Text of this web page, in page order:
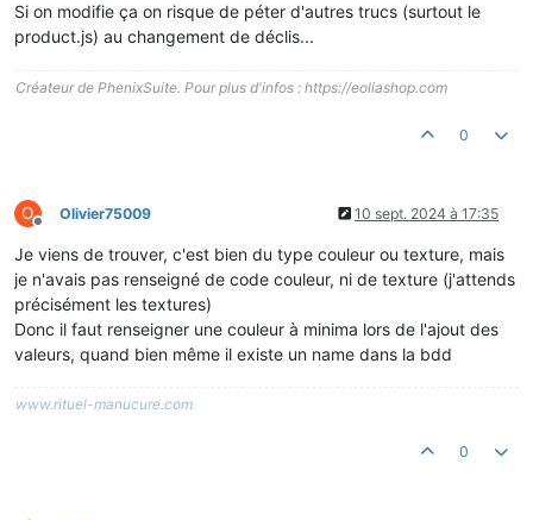
Si on modifie ça on risque de péter d'autres trucs (surtout le
product.js) au changement de déclis...
Créateur de PhenixSuite. Pour plus d'infos : https://eoliashop.com
0
O
Hors-ligne
Olivier75009 10 sept. 2024 à 17:35
Je viens de trouver, c'est bien du type couleur ou texture, mais
je n'avais pas renseigné de code couleur, ni de texture (j'attends
précisément les textures)
Donc il faut renseigner une couleur à minima lors de l'ajout des
valeurs, quand bien même il existe un name dans la bdd
www.rituel-manucure.com
0